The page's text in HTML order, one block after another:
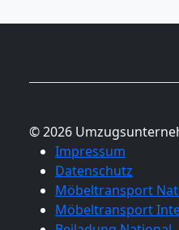
© 2026
Impressum
Datenschutz
Möbeltransport
Möbeltransport